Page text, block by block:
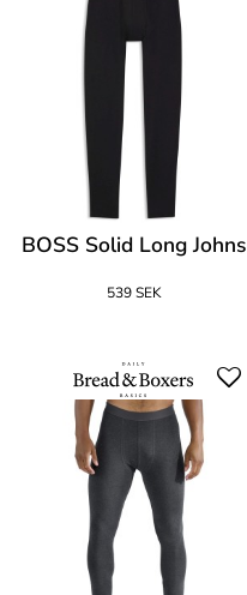
BOSS Solid Long Johns
539 SEK